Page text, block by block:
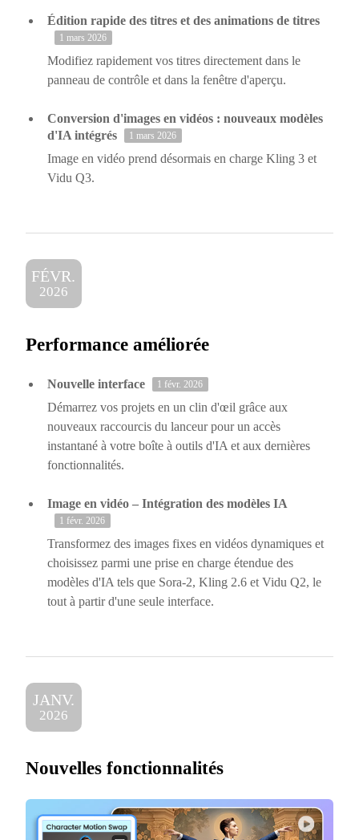
Édition rapide des titres et des animations de titres
1 mars 2026
Modifiez rapidement vos titres directement dans le
panneau de contrôle et dans la fenêtre d'aperçu.
Conversion d'images en vidéos : nouveaux modèles
d'IA intégrés
1 mars 2026
Image en vidéo prend désormais en charge Kling 3 et
Vidu Q3.
FÉVR.
2026
Performance améliorée
Nouvelle interface 1 févr. 2026
Démarrez vos projets en un clin d'œil grâce aux
nouveaux raccourcis du lanceur pour un accès
instantané à votre boîte à outils d'IA et aux dernières
fonctionnalités.
Image en vidéo – Intégration des modèles IA
1 févr. 2026
Transformez des images fixes en vidéos dynamiques et
choisissez parmi une prise en charge étendue des
modèles d'IA tels que Sora-2, Kling 2.6 et Vidu Q2, le
tout à partir d'une seule interface.
JANV.
2026
Nouvelles fonctionnalités